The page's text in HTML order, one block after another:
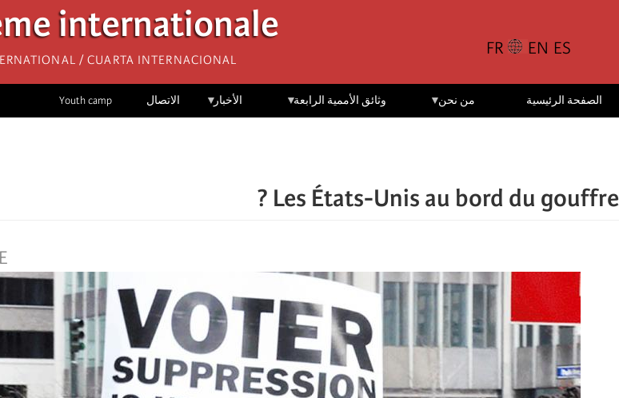
internationale
/ Cuarta Internacional
الصفحة الرئيسية من نحن وثائق الأممية الرابعة الأخبار الاتصال Youth camp
Les États-Unis au bord du gouffre ?